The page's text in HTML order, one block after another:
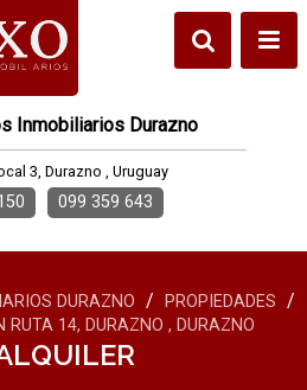
Inmobiliarios Durazno
3, Durazno , Uruguay
099 359 643
DURAZNO / PROPIEDADES /
RUTA 14, DURAZNO , DURAZNO